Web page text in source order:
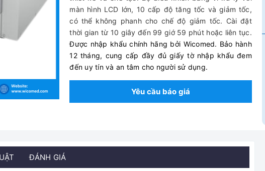
màn hình LCD lớn, 10 cấp độ tăng tốc và giảm tốc,
có thể không phanh cho chế độ giảm tốc. Cài đặt
thời gian từ 10 giây đến 99 giớ 59 phút hoặc liên tục.
Được nhập khẩu chính hãng bởi Wicomed. Bảo hành
12 tháng, cung cấp đầy đủ giấy tờ nhập khẩu đem
đến uy tín và an tâm cho người sử dụng.
Yêu cầu báo giá
ĐÁNH GIÁ